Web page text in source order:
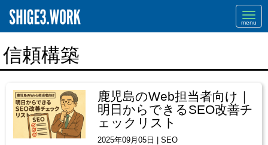
信頼構築
鹿児島のWeb担当者向け｜
明日からできるSEO改善チ
ェックリスト
2025年09月05日 |SEO